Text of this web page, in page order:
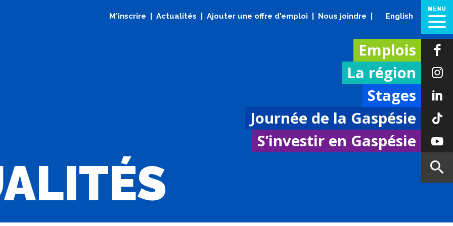
M'inscrire Actualités Ajouter une offre d'emploi Nous joindre English
Emplois
La région
Stages
Journée de la Gaspésie
S’investir en Gaspésie